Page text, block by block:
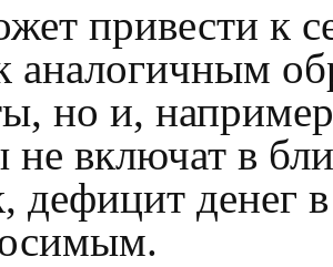
привести к
аналогичным
но и,
включат в
дефицит